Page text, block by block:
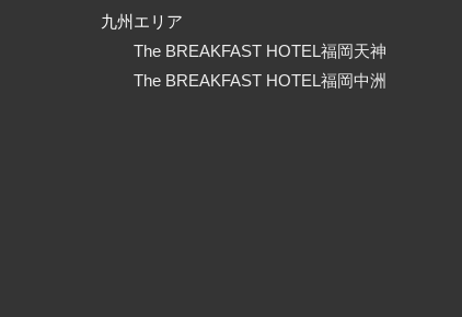
九州エリア
The BREAKFAST HOTEL福岡天神
The BREAKFAST HOTEL福岡中洲